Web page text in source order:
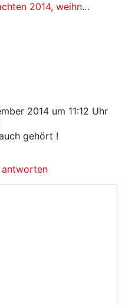
2014, weihnachtsoratorium
2014 um 11:12 Uhr
gehört !
antworten